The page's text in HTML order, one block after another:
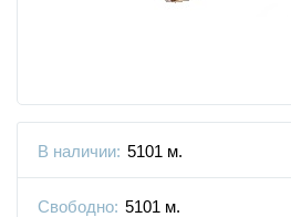
В наличии: 5101 м.
Свободно: 5101 м.